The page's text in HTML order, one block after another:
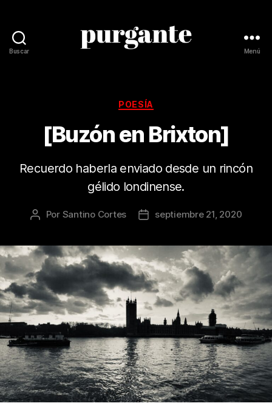
Buscar Menú
Categorías
POESÍA
[Buzón en Brixton]
Recuerdo haberla enviado desde un rincón
gélido londinense.
Autor
publicación
Por Santino Cortes
Fecha
publicación
septiembre 21, 2020